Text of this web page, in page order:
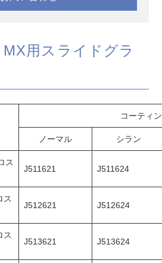
MX用スライドグラ
コーティ
ノーマル シラン
ス
J511621 J511624
ス
J512621 J512624
ス
J513621 J513624